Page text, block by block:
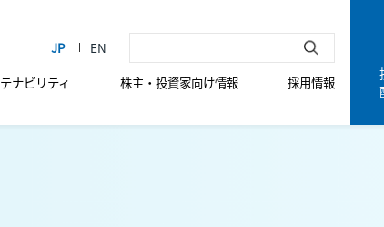
ナビリティ 株主・投資家向け情報 採用情報